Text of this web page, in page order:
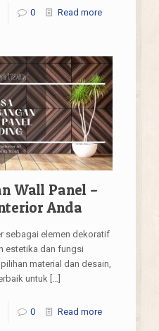
0 Read more
Wall Panel –
Anda
sebagai elemen dekoratif
estetika dan fungsi
material dan desain,
untuk[…]
0 Read more